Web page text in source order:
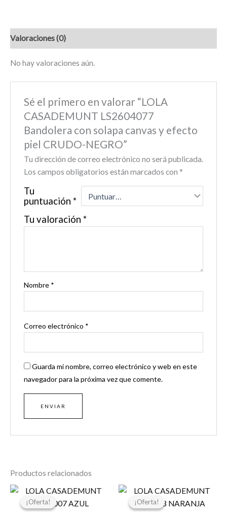
Valoraciones (0)
No hay valoraciones aún.
Sé el primero en valorar “LOLA
CASADEMUNT LS2604077
Bandolera con solapa canvas y efecto
piel CRUDO-NEGRO”
Tu dirección de correo electrónico no será publicada.
Los campos obligatorios están marcados con *
Tu
puntuación *
Tu valoración *
Nombre *
Correo electrónico *
Guarda mi nombre, correo electrónico y web en este
navegador para la próxima vez que comente.
Productos relacionados
¡Oferta!
¡Oferta!
El
original
El
actual
¡Oferta!
¡Oferta!
El
original
El
actual